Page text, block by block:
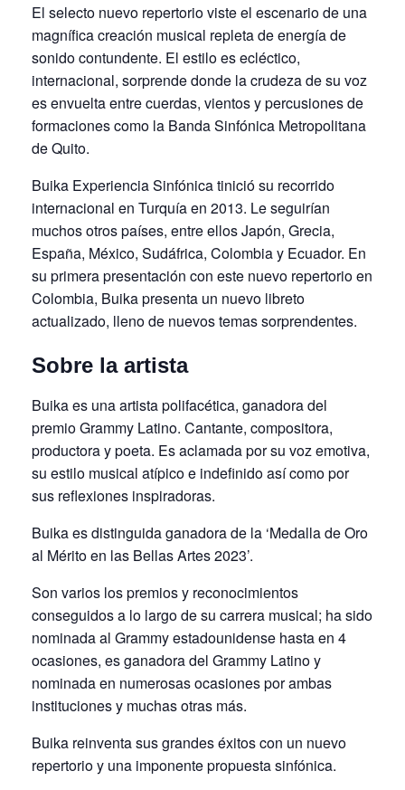
El selecto nuevo repertorio viste el escenario de una
magnífica creación musical repleta de energía de
sonido contundente. El estilo es ecléctico,
internacional, sorprende donde la crudeza de su voz
es envuelta entre cuerdas, vientos y percusiones de
formaciones como la Banda Sinfónica Metropolitana
de Quito.
Buika Experiencia Sinfónica tinició su recorrido
internacional en Turquía en 2013. Le seguirían
muchos otros países, entre ellos Japón, Grecia,
España, México, Sudáfrica, Colombia y Ecuador. En
su primera presentación con este nuevo repertorio en
Colombia, Buika presenta un nuevo libreto
actualizado, lleno de nuevos temas sorprendentes.
Sobre la artista
Buika es una artista polifacética, ganadora del
premio Grammy Latino. Cantante, compositora,
productora y poeta. Es aclamada por su voz emotiva,
su estilo musical atípico e indefinido así como por
sus reflexiones inspiradoras.
Buika es distinguida ganadora de la ‘Medalla de Oro
al Mérito en las Bellas Artes 2023’.
Son varios los premios y reconocimientos
conseguidos a lo largo de su carrera musical; ha sido
nominada al Grammy estadounidense hasta en 4
ocasiones, es ganadora del Grammy Latino y
nominada en numerosas ocasiones por ambas
instituciones y muchas otras más.
Buika reinventa sus grandes éxitos con un nuevo
repertorio y una imponente propuesta sinfónica.